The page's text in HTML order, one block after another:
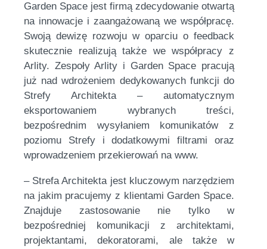
Garden Space jest firmą zdecydowanie otwartą
na innowacje i zaangażowaną we współpracę.
Swoją dewizę rozwoju w oparciu o feedback
skutecznie realizują także we współpracy z
Arlity. Zespoły Arlity i Garden Space pracują
już nad wdrożeniem dedykowanych funkcji do
Strefy Architekta – automatycznym
eksportowaniem wybranych treści,
bezpośrednim wysyłaniem komunikatów z
poziomu Strefy i dodatkowymi filtrami oraz
wprowadzeniem przekierowań na www.
– Strefa Architekta jest kluczowym narzędziem
na jakim pracujemy z klientami Garden Space.
Znajduje zastosowanie nie tylko w
bezpośredniej komunikacji z architektami,
projektantami, dekoratorami, ale także w